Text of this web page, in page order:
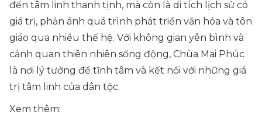
đến tâm linh thanh tịnh, mà còn là di tích lịch sử có
giá trị, phản ánh quá trình phát triển văn hóa và tôn
giáo qua nhiều thế hệ. Với không gian yên bình và
cảnh quan thiên nhiên sống động, Chùa Mai Phúc
là nơi lý tưởng để tĩnh tâm và kết nối với những giá
trị tâm linh của dân tộc.
Xem thêm: